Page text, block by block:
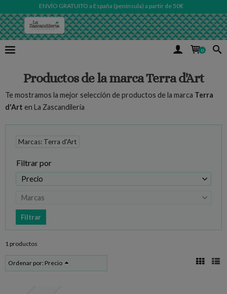
ENVÍO GRATUITO a España (península) a partir de 50€
0
Productos de la marca Terra d'Art
Te mostramos la mejor selección de productos de la marca Terra
d'Art en La Zascandilería
Marcas: Terra d'Art
Filtrar por
Precio
Marcas
1 productos
Ordenar por: Precio